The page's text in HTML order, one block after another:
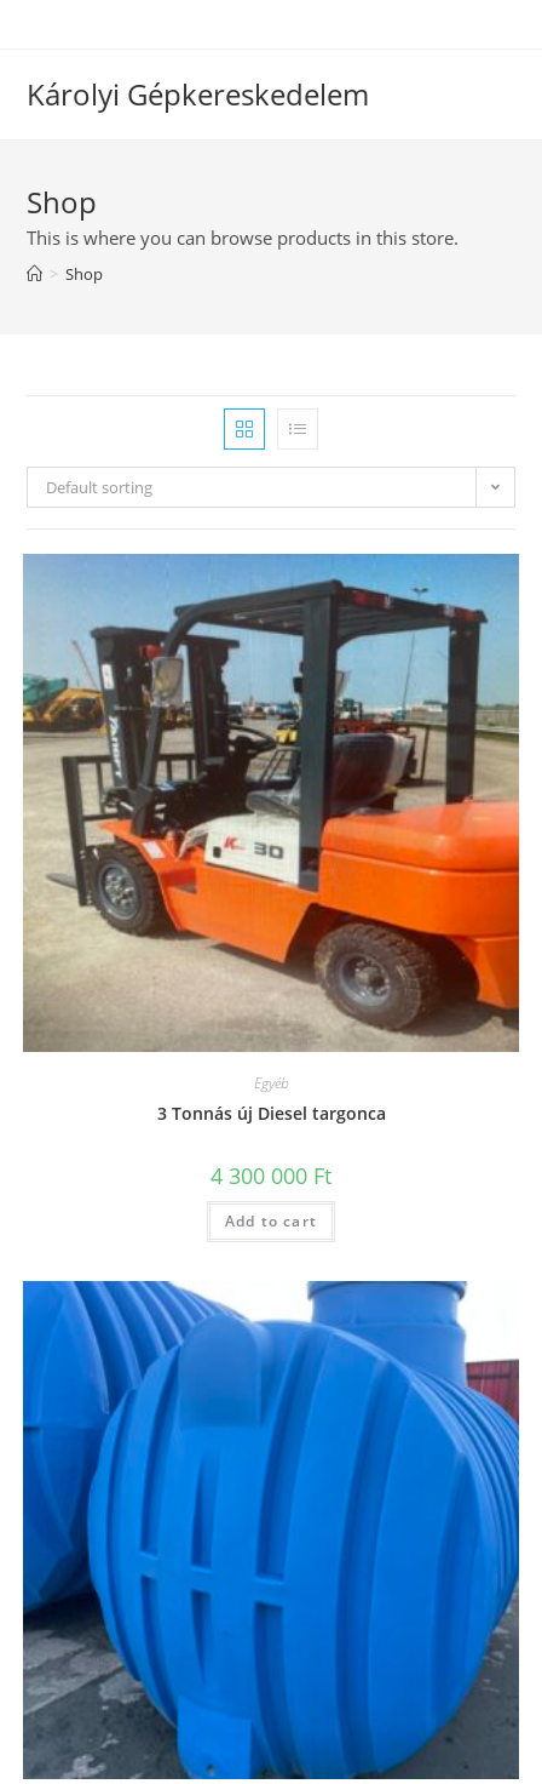
Károlyi Gépkereskedelem
Shop
This is where you can browse products in this store.
> Shop
Default sorting
Egyéb
3 Tonnás új Diesel targonca
4 300 000 Ft
Add to cart